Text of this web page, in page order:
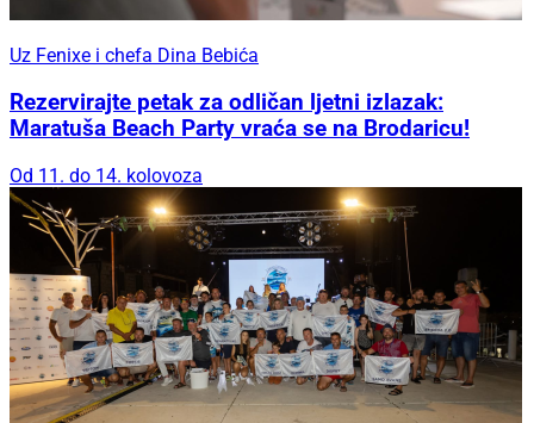
Uz Fenixe i chefa Dina Bebića
Rezervirajte petak za odličan ljetni izlazak:
Maratuša Beach Party vraća se na Brodaricu!
Od 11. do 14. kolovoza